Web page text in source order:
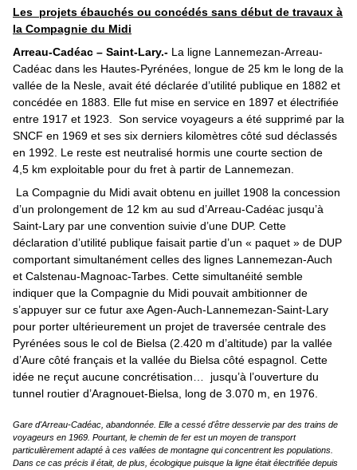
Les projets ébauchés ou concédés sans début de travaux à
la Compagnie du Midi
Arreau-Cadéac – Saint-Lary.- La ligne Lannemezan-Arreau-
Cadéac dans les Hautes-Pyrénées, longue de 25 km le long de la
vallée de la Nesle, avait été déclarée d’utilité publique en 1882 et
concédée en 1883. Elle fut mise en service en 1897 et électrifiée
entre 1917 et 1923. Son service voyageurs a été supprimé par la
SNCF en 1969 et ses six derniers kilomètres côté sud déclassés
en 1992. Le reste est neutralisé hormis une courte section de
4,5 km exploitable pour du fret à partir de Lannemezan.
La Compagnie du Midi avait obtenu en juillet 1908 la concession
d’un prolongement de 12 km au sud d’Arreau-Cadéac jusqu’à
Saint-Lary par une convention suivie d’une DUP. Cette
déclaration d’utilité publique faisait partie d’un « paquet » de DUP
comportant simultanément celles des lignes Lannemezan-Auch
et Calstenau-Magnoac-Tarbes. Cette simultanéité semble
indiquer que la Compagnie du Midi pouvait ambitionner de
s’appuyer sur ce futur axe Agen-Auch-Lannemezan-Saint-Lary
pour porter ultérieurement un projet de traversée centrale des
Pyrénées sous le col de Bielsa (2.420 m d’altitude) par la vallée
d’Aure côté français et la vallée du Bielsa côté espagnol. Cette
idée ne reçut aucune concrétisation… jusqu’à l’ouverture du
tunnel routier d’Aragnouet-Bielsa, long de 3.070 m, en 1976.
Gare d'Arreau-Cadéac, abandonnée. Elle a cessé d'être desservie par des trains de
voyageurs en 1969. Pourtant, le chemin de fer est un moyen de transport
particulièrement adapté à ces vallées de montagne qui concentrent les populations.
Dans ce cas précis il était, de plus, écologique puisque la ligne était électrifiée depuis